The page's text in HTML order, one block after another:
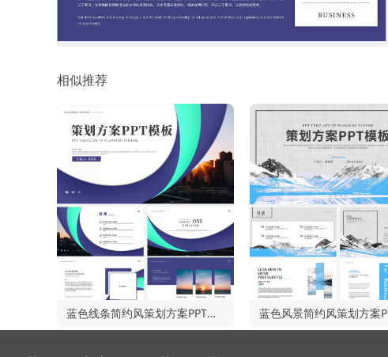
相似推荐
蓝色线条简约风策划方案PPT模板